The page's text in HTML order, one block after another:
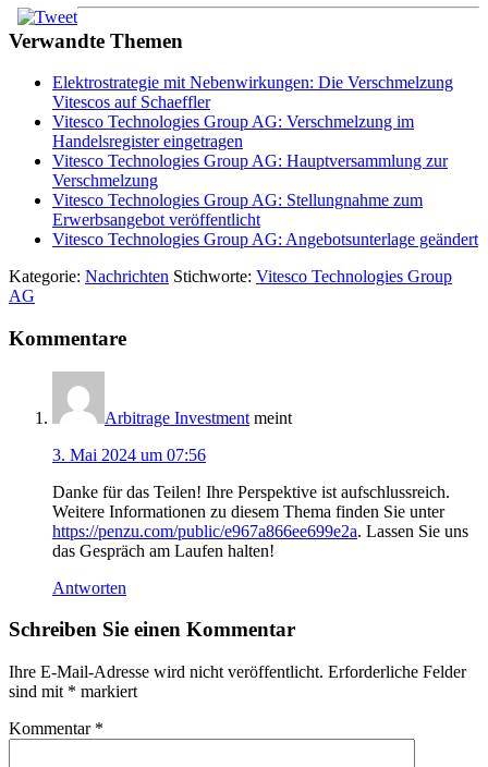
Verwandte Themen
Elektrostrategie mit Nebenwirkungen: Die Verschmelzung
Vitescos auf Schaeffler
Vitesco Technologies Group AG: Verschmelzung im
Handelsregister eingetragen
Vitesco Technologies Group AG: Hauptversammlung zur
Verschmelzung
Vitesco Technologies Group AG: Stellungnahme zum
Erwerbsangebot veröffentlicht
Vitesco Technologies Group AG: Angebotsunterlage geändert
Kategorie: Nachrichten Stichworte: Vitesco Technologies Group
AG
Leser-
Interaktionen
Kommentare
Arbitrage Investment meint
3. Mai 2024 um 07:56
Danke für das Teilen! Ihre Perspektive ist aufschlussreich.
Weitere Informationen zu diesem Thema finden Sie unter
https://penzu.com/public/e967a866ee699e2a. Lassen Sie uns
das Gespräch am Laufen halten!
Antworten
Schreiben Sie einen Kommentar
Ihre E-Mail-Adresse wird nicht veröffentlicht. Erforderliche Felder
sind mit * markiert
Kommentar *